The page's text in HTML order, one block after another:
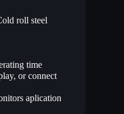
roll steel
time
or connect
aplication